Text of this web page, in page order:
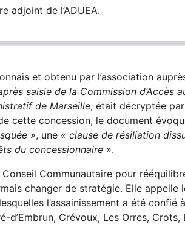
adjoint de l’ADUEA.
et obtenu par l’association
saisie de la Commission d’Accès
de Marseille, était décryptée
cette concession, le document
», une « clause de résiliation
du concessionnaire ».
Communautaire pour
changer de stratégie. Elle appelle
l’assainissement a été confié
d’Embrun, Crévoux, Les Orres, Crots,